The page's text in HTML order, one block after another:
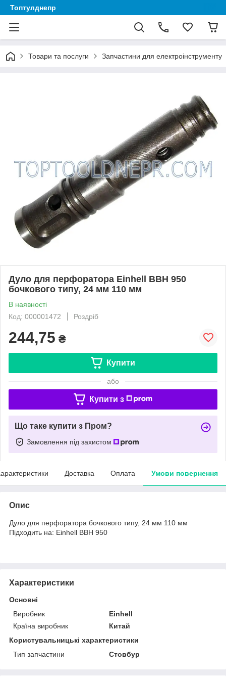
Топтулднепр
Товари та послуги Запчастини для електроінструменту
Дуло для перфоратора Einhell BBH 950
бочкового типу, 24 мм 110 мм
В наявності
Код: 000001472
Роздріб
244,75 ₴
Купити
або
Купити з
Що таке купити з Пром?
Замовлення під захистом
Доставка Оплата Умови повернення
Опис
Дуло для перфоратора бочкового типу, 24 мм 110 мм
Підходить на: Einhell BBH 950
Характеристики
Основні
Виробник
Einhell
Країна виробник
Китай
Користувальницькі характеристики
Тип запчастини
Стовбур